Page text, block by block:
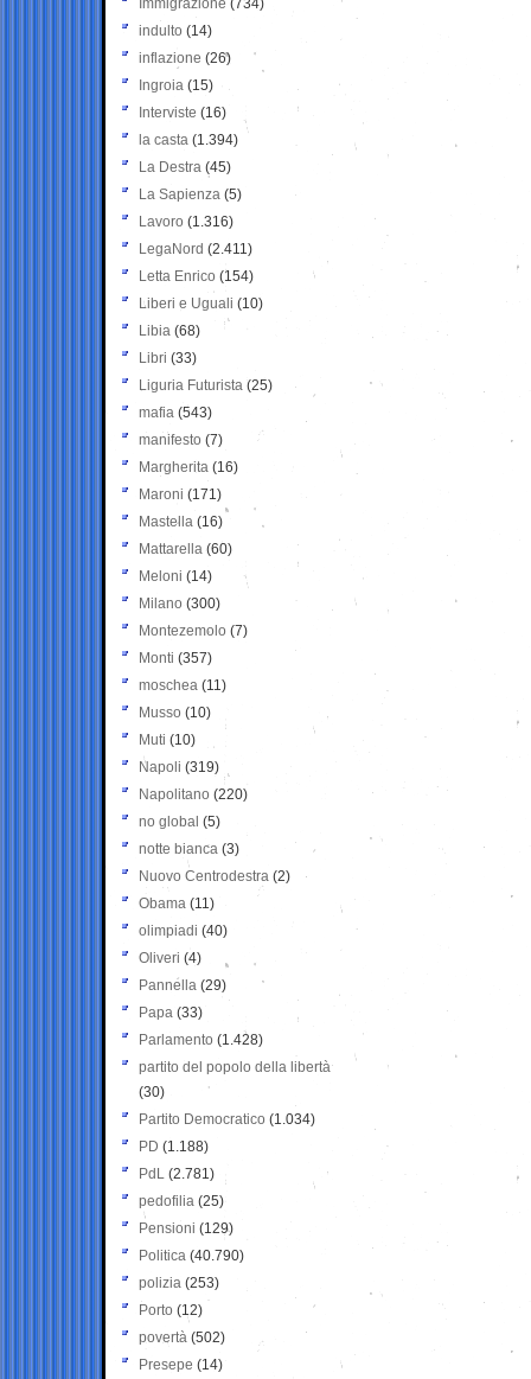
Immigrazione (734)
indulto (14)
inflazione (26)
Ingroia (15)
Interviste (16)
la casta (1.394)
La Destra (45)
La Sapienza (5)
Lavoro (1.316)
LegaNord (2.411)
Letta Enrico (154)
Liberi e Uguali (10)
Libia (68)
Libri (33)
Liguria Futurista (25)
mafia (543)
manifesto (7)
Margherita (16)
Maroni (171)
Mastella (16)
Mattarella (60)
Meloni (14)
Milano (300)
Montezemolo (7)
Monti (357)
moschea (11)
Musso (10)
Muti (10)
Napoli (319)
Napolitano (220)
no global (5)
notte bianca (3)
Nuovo Centrodestra (2)
Obama (11)
olimpiadi (40)
Oliveri (4)
Pannella (29)
Papa (33)
Parlamento (1.428)
partito del popolo della libertà
(30)
Partito Democratico (1.034)
PD (1.188)
PdL (2.781)
pedofilia (25)
Pensioni (129)
Politica (40.790)
polizia (253)
Porto (12)
povertà (502)
Presepe (14)